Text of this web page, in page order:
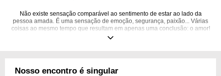
Não existe sensação comparável ao sentimento de estar ao lado da
pessoa amada. É uma sensação de emoção, segurança, paixão... Várias
coisas ao mesmo tempo que resultam em apenas uma conclusão: o amor!
Aproveite cada momento curtindo esse sentimento maravilhoso!
Nosso encontro é singular